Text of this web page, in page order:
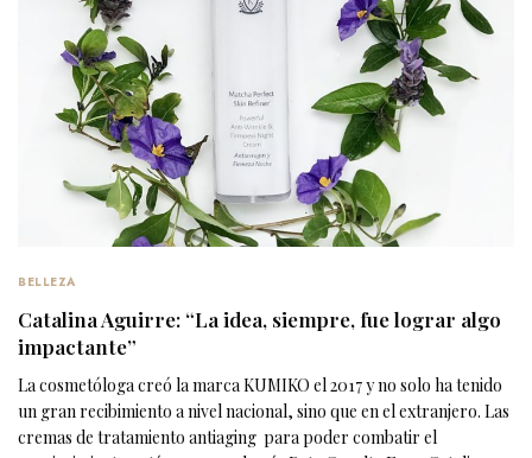
BELLEZA
Catalina Aguirre: “La idea, siempre, fue lograr algo
impactante”
La cosmetóloga creó la marca KUMIKO el 2017 y no solo ha tenido
un gran recibimiento a nivel nacional, sino que en el extranjero. Las
cremas de tratamiento antiaging para poder combatir el